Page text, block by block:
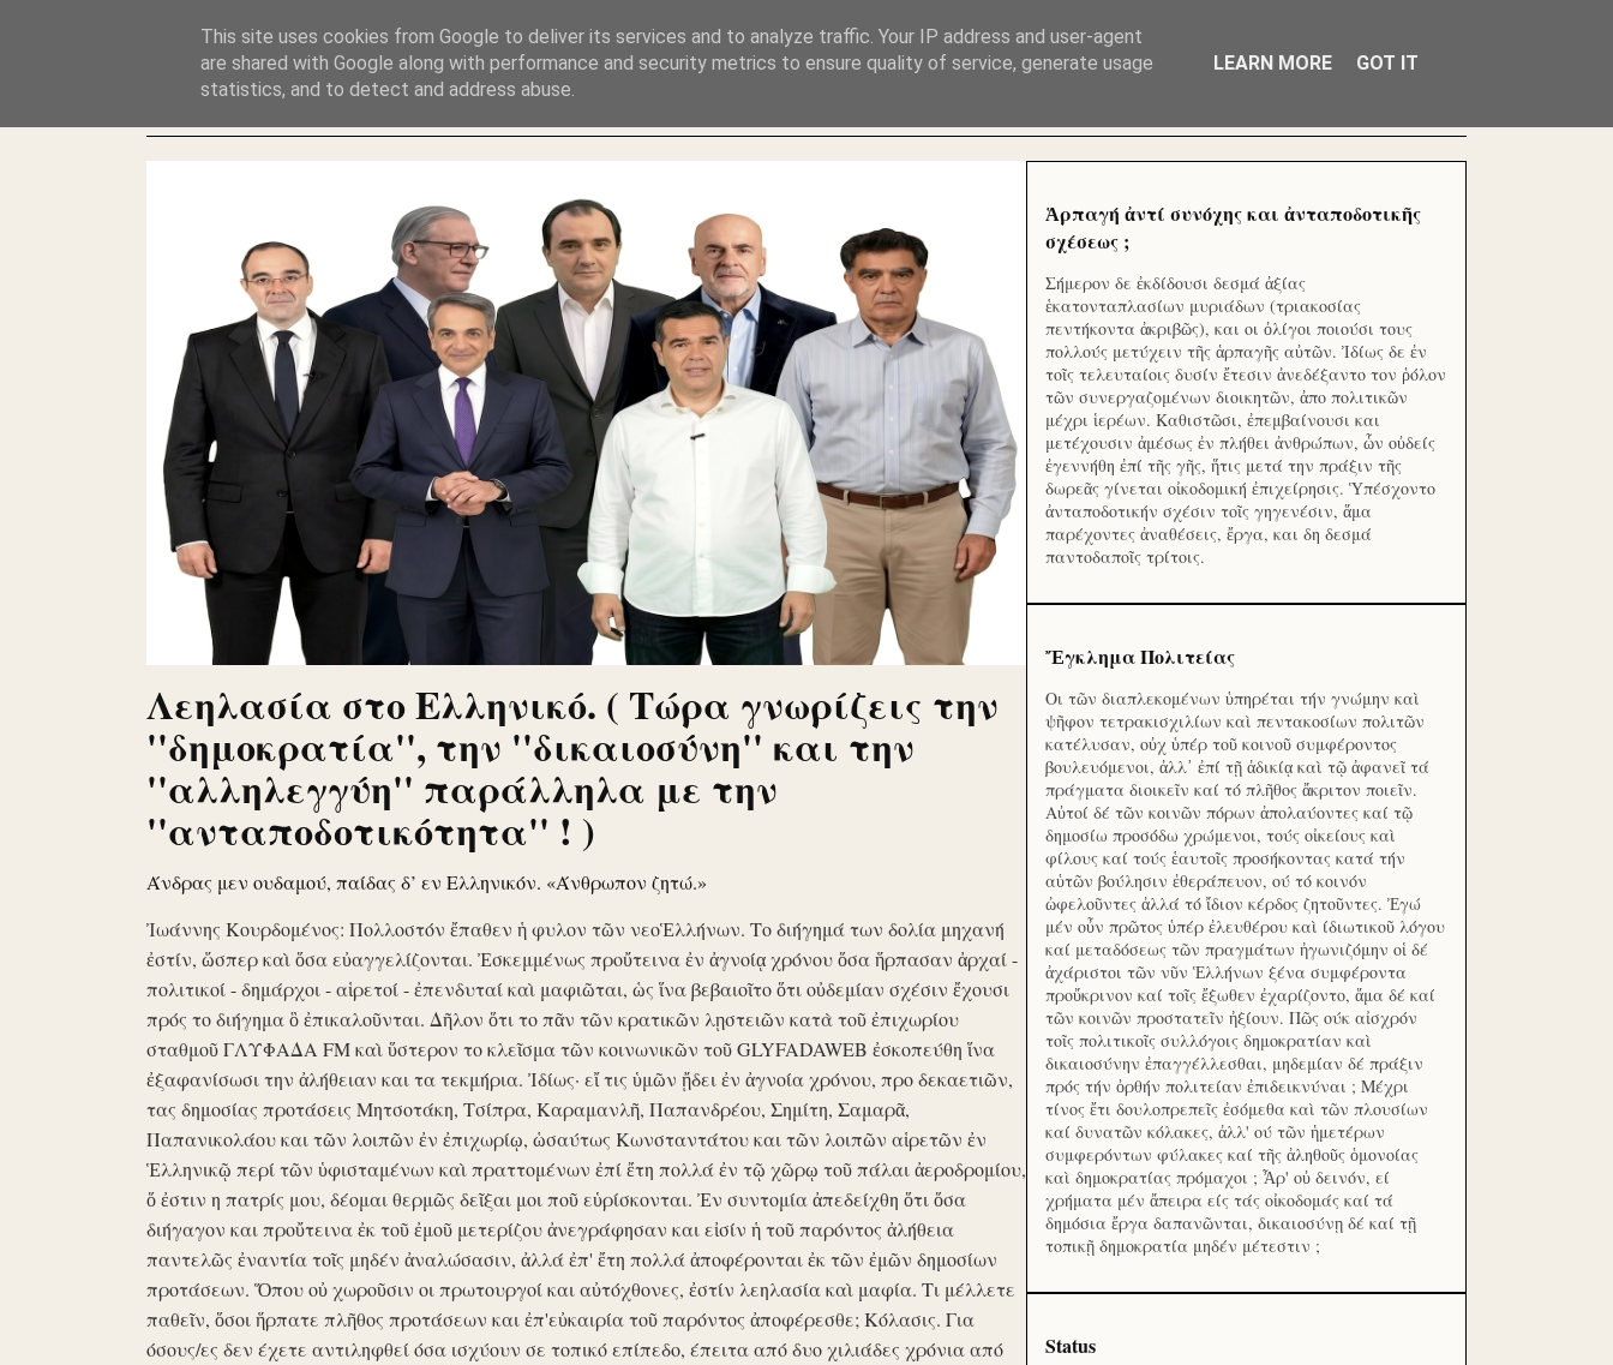
ΛΕΗΛΑΣΙΑ ΚΑΙ ΕΓΚΛΗΜΑ ?
Λεηλασία στο Ελληνικό. ( Τώρα γνωρίζεις την
''δημοκρατία'', την ''δικαιοσύνη'' και την
''αλληλεγγύη'' παράλληλα με την
''ανταποδοτικότητα'' ! )
Άνδρας μεν ουδαμού, παίδας δ’ εν Ελληνικόν. «Άνθρωπον ζητώ.»
Ἰωάννης Κουρδομένος: Πολλοστόν ἔπαθεν ἡ φυλον τῶν νεοἙλλήνων. Το διήγημά των δολία μηχανή
ἐστίν, ὥσπερ καὶ ὅσα εὐαγγελίζονται. Ἐσκεμμένως προὔτεινα ἐν ἀγνοίᾳ χρόνου ὅσα ἥρπασαν ἀρχαί -
πολιτικοί - δημάρχοι - αἱρετοί - ἐπενδυταί καὶ μαφιῶται, ὡς ἵνα βεβαιοῖτο ὅτι οὐδεμίαν σχέσιν ἔχουσι
πρός το διήγημα ὃ ἐπικαλοῦνται. Δῆλον ὅτι το πᾶν τῶν κρατικῶν λῃστειῶν κατὰ τοῦ ἐπιχωρίου
σταθμοῦ ΓΛΥΦΑΔΑ FM καὶ ὕστερον το κλεῖσμα τῶν κοινωνικῶν τοῦ GLYFADAWEB ἐσκοπεύθη ἵνα
ἐξαφανίσωσι την ἀλήθειαν και τα τεκμήρια. Ἰδίως· εἴ τις ὑμῶν ᾔδει ἐν ἀγνοία χρόνου, προ δεκαετιῶν,
τας δημοσίας προτάσεις Μητσοτάκη, Τσίπρα, Καραμανλῆ, Παπανδρέου, Σημίτη, Σαμαρᾶ,
Παπανικολάου και τῶν λοιπῶν ἐν ἐπιχωρίῳ, ὡσαύτως Κωνσταντάτου και τῶν λοιπῶν αἱρετῶν ἐν
Ἑλληνικῷ περί τῶν ὑφισταμένων καὶ πραττομένων ἐπί ἔτη πολλά ἐν τῷ χῶρῳ τοῦ πάλαι ἀεροδρομίου,
ὅ ἐστιν η πατρίς μου, δέομαι θερμῶς δεῖξαι μοι ποῦ εὑρίσκονται. Ἐν συντομία ἀπεδείχθη ὅτι ὅσα
διήγαγον και προὔτεινα ἐκ τοῦ ἐμοῦ μετερίζου ἀνεγράφησαν και εἰσίν ἡ τοῦ παρόντος ἀλήθεια
παντελῶς ἐναντία τοῖς μηδέν ἀναλώσασιν, ἀλλά ἐπ' ἔτη πολλά ἀποφέρονται ἐκ τῶν ἐμῶν δημοσίων
προτάσεων. Ὅπου οὐ χωροῦσιν οι πρωτουργοί και αὐτόχθονες, ἐστίν λεηλασία καὶ μαφία. Τι μέλλετε
παθεῖν, ὅσοι ἥρπατε πλῆθος προτάσεων και ἐπ'εὐκαιρία τοῦ παρόντος ἀποφέρεσθε; Κόλασις. Για
όσους/ες δεν έχετε αντιληφθεί όσα ισχύουν σε τοπικό επίπεδο, έπειτα από δυο χιλιάδες χρόνια από
Ἁρπαγή ἀντί συνόχης και ἀνταποδοτικῆς
σχέσεως ;
Σήμερον δε ἐκδίδουσι δεσμά ἀξίας
ἑκατονταπλασίων μυριάδων (τριακοσίας
πεντήκοντα ἀκριβῶς), και οι ὀλίγοι ποιούσι τους
πολλούς μετύχειν τῆς ἁρπαγῆς αὐτῶν. Ἰδίως δε ἐν
τοῖς τελευταίοις δυσίν ἔτεσιν ἀνεδέξαντο τον ῥόλον
τῶν συνεργαζομένων διοικητῶν, ἀπο πολιτικῶν
μέχρι ἱερέων. Καθιστῶσι, ἐπεμβαίνουσι και
μετέχουσιν ἀμέσως ἐν πλήθει ἀνθρώπων, ὧν οὐδείς
ἐγεννήθη ἐπί τῆς γῆς, ἥτις μετά την πράξιν τῆς
δωρεᾶς γίνεται οἰκοδομική ἐπιχείρησις. Ὑπέσχοντο
ἀνταποδοτικήν σχέσιν τοῖς γηγενέσιν, ἅμα
παρέχοντες ἀναθέσεις, ἔργα, και δη δεσμά
παντοδαποῖς τρίτοις.
Ἔγκλημα Πολιτείας
Οι τῶν διαπλεκομένων ὑπηρέται τήν γνώμην καὶ
ψῆφον τετρακισχιλίων καὶ πεντακοσίων πολιτῶν
κατέλυσαν, οὐχ ὑπέρ τοῦ κοινοῦ συμφέροντος
βουλευόμενοι, ἀλλ᾽ ἐπί τῇ ἀδικίᾳ καὶ τῷ ἀφανεῖ τά
πράγματα διοικεῖν καί τό πλῆθος ἄκριτον ποιεῖν.
Αὐτοί δέ τῶν κοινῶν πόρων ἀπολαύοντες καί τῷ
δημοσίω προσόδω χρώμενοι, τούς οἰκείους καὶ
φίλους καί τούς ἑαυτοῖς προσήκοντας κατά τήν
αὑτῶν βούλησιν ἐθεράπευον, ού τό κοινόν
ὠφελοῦντες ἀλλά τό ἴδιον κέρδος ζητοῦντες. Ἐγώ
μέν οὖν πρῶτος ὑπέρ ἐλευθέρου καὶ ίδιωτικοῦ λόγου
καί μεταδόσεως τῶν πραγμάτων ἠγωνιζόμην οἱ δέ
ἀχάριστοι τῶν νῦν Ἑλλήνων ξένα συμφέροντα
προὔκρινον καί τοῖς ἔξωθεν ἐχαρίζοντο, ἅμα δέ καί
τῶν κοινῶν προστατεῖν ἠξίουν. Πῶς ούκ αἰσχρόν
τοῖς πολιτικοῖς συλλόγοις δημοκρατίαν καὶ
δικαιοσύνην ἐπαγγέλλεσθαι, μηδεμίαν δέ πράξιν
πρός τήν ὀρθήν πολιτείαν ἐπιδεικνύναι ; Μέχρι
τίνος ἔτι δουλοπρεπεῖς ἐσόμεθα καὶ τῶν πλουσίων
καί δυνατῶν κόλακες, ἀλλ' ού τῶν ἡμετέρων
συμφερόντων φύλακες καί τῆς ἀληθοῦς ὁμονοίας
καὶ δημοκρατίας πρόμαχοι ; Ἆρ' οὐ δεινόν, εί
χρήματα μέν ἄπειρα είς τάς οἰκοδομάς καί τά
δημόσια ἔργα δαπανῶνται, δικαιοσύνῃ δέ καί τῇ
τοπικῇ δημοκρατία μηδέν μέτεστιν ;
Status
This site uses cookies from Google to deliver its services and to analyze traffic. Your IP address and user-agent
are shared with Google along with performance and security metrics to ensure quality of service, generate usage
statistics, and to detect and address abuse.
LEARN MORE GOT IT